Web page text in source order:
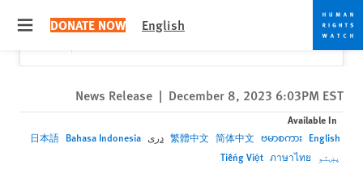
Skip
to
cookie
privacy
notice
Skip
to
main
content
English
DONATE NOW
Would you like to read this page in English?
Close
December 8, 2023 6:03PM EST
|
News Release
Available In
English
ဗမာစကား
简体中文
繁體中文 دری Bahasa Indonesia
日本語
پښتو
ภาษาไทย
Tiếng Việt